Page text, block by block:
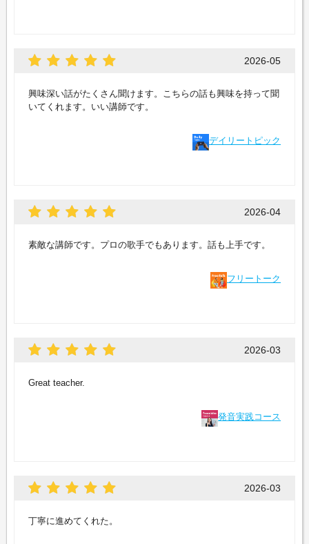
2026-05
興味深い話がたくさん聞けます。こちらの話も興味を持って聞
いてくれます。いい講師です。
デイリートピック
2026-04
素敵な講師です。プロの歌手でもあります。話も上手です。
フリートーク
2026-03
Great teacher.
発音実践コース
2026-03
丁寧に進めてくれた。